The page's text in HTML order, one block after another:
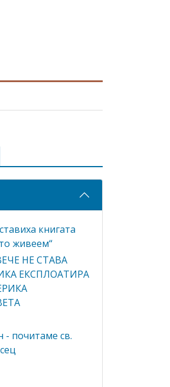
книгата
живеем“
НЕ СТАВА
ЕКСПЛОАТИРА
- почитаме св.